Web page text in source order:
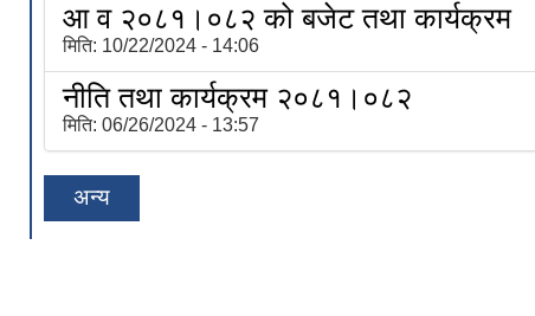
आ व २०८१।०८२ को बजेट तथा कार्यक्रम
मिति: 10/22/2024 - 14:06
नीति तथा कार्यक्रम २०८१।०८२
मिति: 06/26/2024 - 13:57
अन्य